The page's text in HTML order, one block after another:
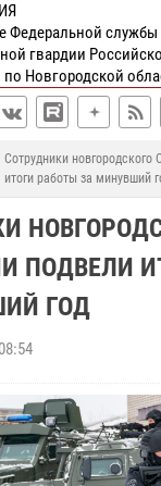
Федеральной службы
гвардии
Новгородской
Сотрудники
итоги работы за минувший
ПОДВЕЛИ
ГОД